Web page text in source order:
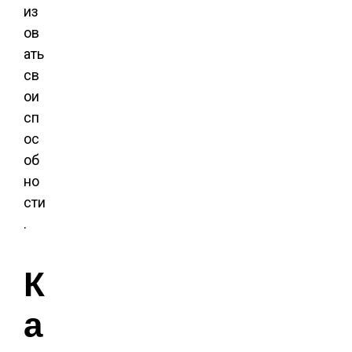
из
ов
ать
св
ои
сп
ос
об
но
сти
.
К
а